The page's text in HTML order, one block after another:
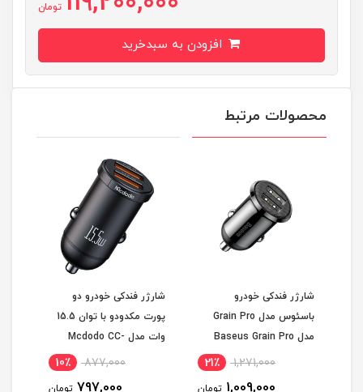
تومان
محصولات مرتبط
شارژر فندکی خودرو
باسئوس مدل Grain Pro
مدل Baseus Grain Pro
Car Charger (Dual USB
1,271,000 21٪
1,009,000 تومان
شارژر فندکی خودرو دو
پورت مکدودو با توان 15.5
وات مدل Mcdodo CC-
2950 Dual USB-A 15.5W
877,000 10٪
797,000 تومان